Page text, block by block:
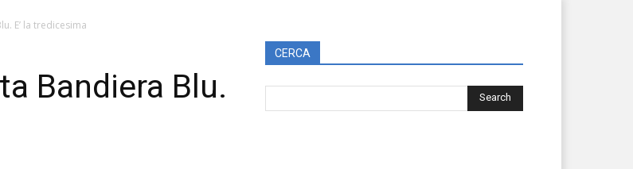
E’ la tredicesima
Bandiera Blu.
CERCA